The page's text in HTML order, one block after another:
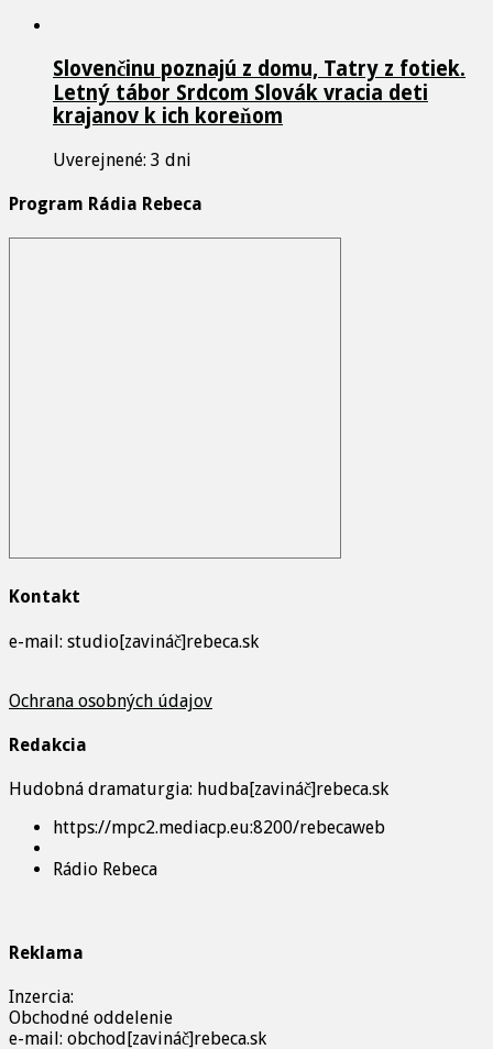
Slovenčinu poznajú z domu, Tatry z fotiek.
Letný tábor Srdcom Slovák vracia deti
krajanov k ich koreňom
Uverejnené: 3 dni
Program Rádia Rebeca
Kontakt
e-mail: studio[zavináč]rebeca.sk
Ochrana osobných údajov
Redakcia
Hudobná dramaturgia: hudba[zavináč]rebeca.sk
https://mpc2.mediacp.eu:8200/rebecaweb
Rádio Rebeca
Reklama
Inzercia:
Obchodné oddelenie
e-mail: obchod[zavináč]rebeca.sk